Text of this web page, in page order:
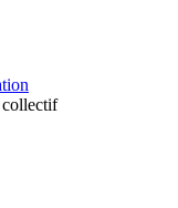
collectif